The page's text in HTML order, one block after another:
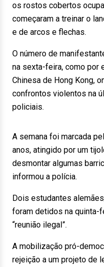
os rostos cobertos
começaram a treinar o
e de arcos e flechas.
O número de
na sexta-feira, como por
Chinesa de Hong Kong,
confrontos violentos na
policiais.
A semana foi marcada
anos, atingido por um
desmontar algumas
informou a polícia.
Dois estudantes
foram detidos na quinta-
“reunião ilegal”.
A mobilização pró-
rejeição a um projeto de